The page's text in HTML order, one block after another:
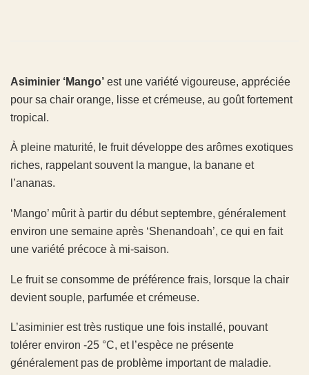
Asiminier ‘Mango’ est une variété vigoureuse, appréciée
pour sa chair orange, lisse et crémeuse, au goût fortement
tropical.
À pleine maturité, le fruit développe des arômes exotiques
riches, rappelant souvent la mangue, la banane et
l’ananas.
‘Mango’ mûrit à partir du début septembre, généralement
environ une semaine après ‘Shenandoah’, ce qui en fait
une variété précoce à mi-saison.
Le fruit se consomme de préférence frais, lorsque la chair
devient souple, parfumée et crémeuse.
L’asiminier est très rustique une fois installé, pouvant
tolérer environ -25 °C, et l’espèce ne présente
généralement pas de problème important de maladie.